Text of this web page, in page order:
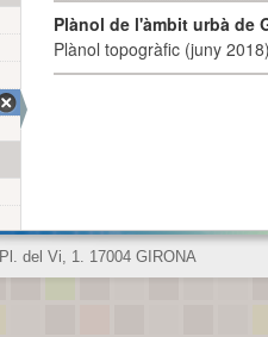
Plànol de l'àmbit urbà de
Plànol topogràfic (juny
Pl. del Vi, 1. 17004 GIRONA